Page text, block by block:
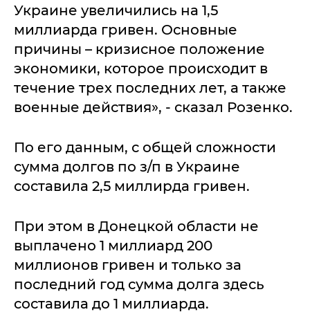
Украине увеличились на 1,5
миллиарда гривен. Основные
причины – кризисное положение
экономики, которое происходит в
течение трех последних лет, а также
военные действия», - сказал Розенко.
По его данным, с общей сложности
сумма долгов по з/п в Украине
составила 2,5 миллирда гривен.
При этом в Донецкой области не
выплачено 1 миллиард 200
миллионов гривен и только за
последний год сумма долга здесь
составила до 1 миллиарда.